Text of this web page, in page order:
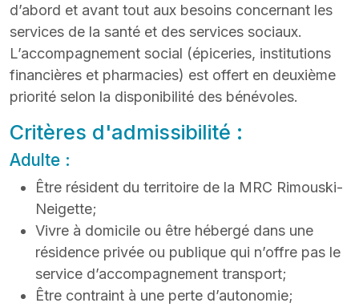
d’abord et avant tout aux besoins concernant les
services de la santé et des services sociaux.
L’accompagnement social (épiceries, institutions
financières et pharmacies) est offert en deuxième
priorité selon la disponibilité des bénévoles.
Critères d'admissibilité :
Adulte :
Être résident du territoire de la MRC Rimouski-
Neigette;
Vivre à domicile ou être hébergé dans une
résidence privée ou publique qui n’offre pas le
service d’accompagnement transport;
Être contraint à une perte d’autonomie;